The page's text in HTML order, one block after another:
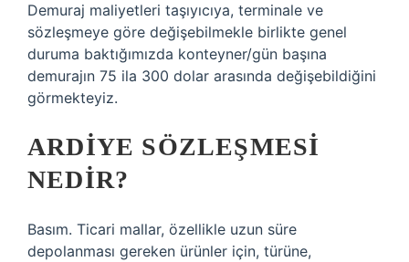
Demuraj maliyetleri taşıyıcıya, terminale ve
sözleşmeye göre değişebilmekle birlikte genel
duruma baktığımızda konteyner/gün başına
demurajın 75 ila 300 dolar arasında değişebildiğini
görmekteyiz.
ARDIYE SÖZLEŞMESI
NEDIR?
Basım. Ticari mallar, özellikle uzun süre
depolanması gereken ürünler için, türüne,